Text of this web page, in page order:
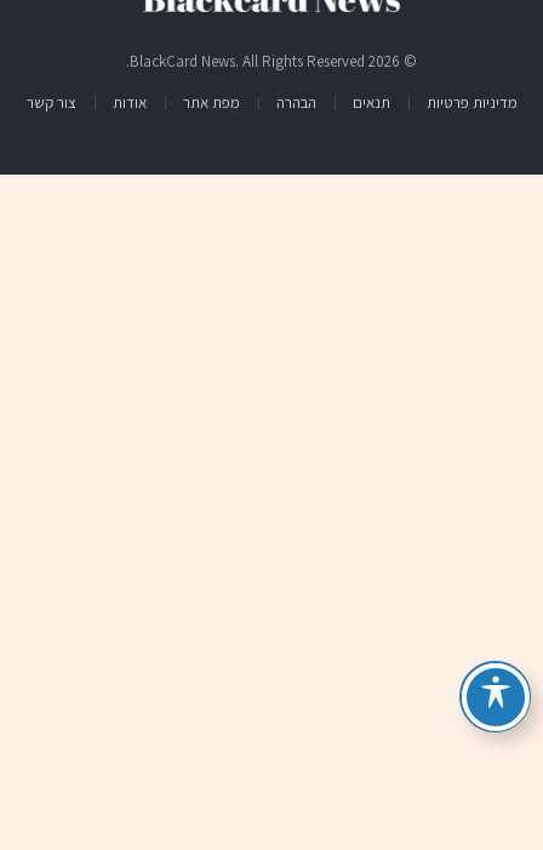
© 2026 BlackCard News. All Rights Reserved.
מדיניות פרטיות
תנאים הבהרה מפת אתר אודות צור קשר